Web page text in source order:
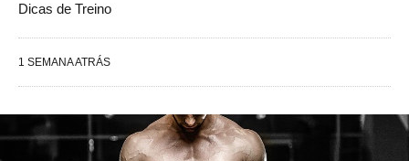
Dicas de Treino
1 SEMANA ATRÁS